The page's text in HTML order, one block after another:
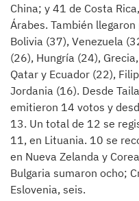
China; y 41 de Costa
Árabes. También
Bolivia (37), Venezuela
(26), Hungría (24),
Qatar y Ecuador (22),
Jordania (16). Desde
emitieron 14 votos y
13. Un total de 12 se
11, en Lituania. 10 se
en Nueva Zelanda y
Bulgaria sumaron ocho;
Eslovenia, seis.